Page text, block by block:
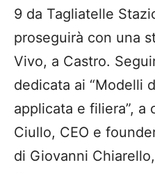
9 da Tagliatelle
proseguirà con una
Vivo, a Castro.
dedicata ai “Modelli
applicata e filiera”, a
Ciullo, CEO e
di Giovanni